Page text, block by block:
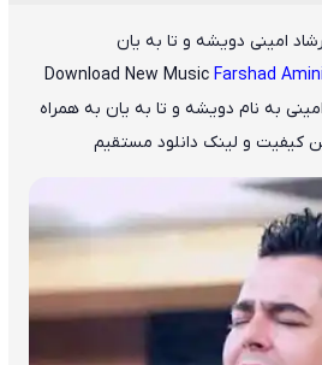
امینی دویشه و تا به یان
Download New MusicFarshad Amini
به نام دویشه و تا به یان به همراه
کیفیت و لینک دانلود مستقیم